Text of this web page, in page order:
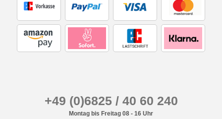
+49 (0)6825 / 40 60 240
Montag bis Freitag 08 - 16 Uhr